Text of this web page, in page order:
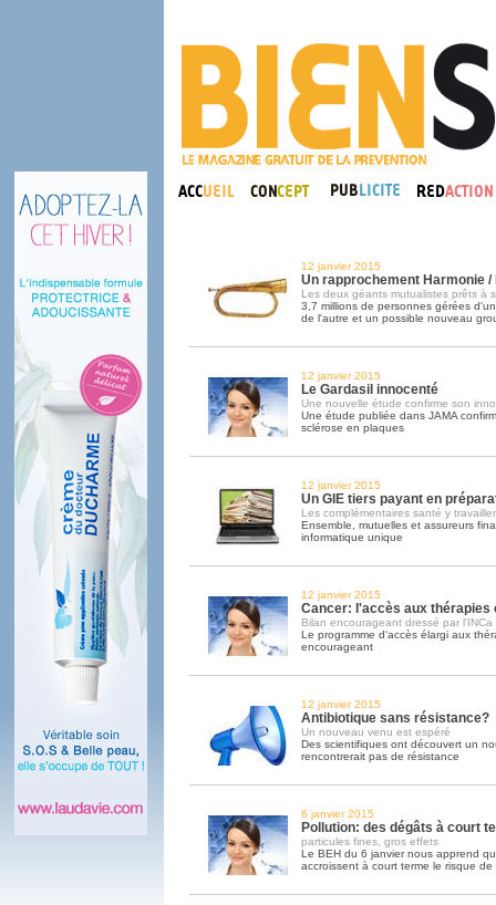
12 janvier 2015
Un rapprochement Harmonie /
Les deux géants mutualistes prêts à
3,7 millions de personnes gérées
de l'autre et un possible nouveau
12 janvier 2015
Le Gardasil innocenté
Une nouvelle étude confirme son
Une étude publiée dans JAMA
sclérose en plaques
12 janvier 2015
Un GIE tiers payant en
Les complémentaires santé y
Ensemble, mutuelles et assureurs
informatique unique
12 janvier 2015
Cancer: l'accès aux thérapies
Bilan encourageant dressé par l'INCa
Le programme d'accès élargi aux
encourageant
12 janvier 2015
Antibiotique sans résistance?
Un nouveau venu est espéré
Des scientifiques ont découvert un
rencontrerait pas de résistance
6 janvier 2015
Pollution: des dégâts à court
particules fines, gros effets
Le BEH du 6 janvier nous apprend
accroissent à court terme le risque de